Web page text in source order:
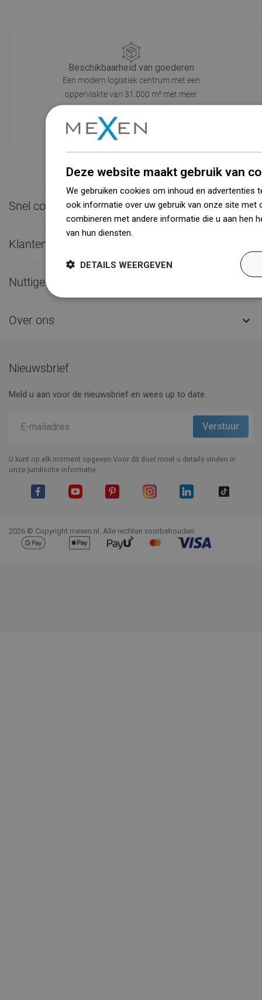
Beschikbaarheid van goederen
Een modern logistiek centrum met een
oppervlakte van 31.000 m² met meer
dan 68.000 palletplaatsen biedt meer
dan 1500.000 beschikbare producten!
Snel contact 
Klantenservice
Nuttige links
Over ons 
Nieuwsbrief
Meld u aan voor de nieuwsbrief en wees up to date.
U kunt op elk moment opgeven.Voor dit doel moet u details vinden in
onze juridische informatie.
2026 © Copyright mexen.nl. Alle rechten voorbehouden.
Deze website maakt gebruik van
We gebruiken cookies om inhoud en advertenties
ook informatie over uw gebruik van onze site met
combineren met andere informatie die u aan hen
van hun diensten.
DETAILS WEERGEVEN